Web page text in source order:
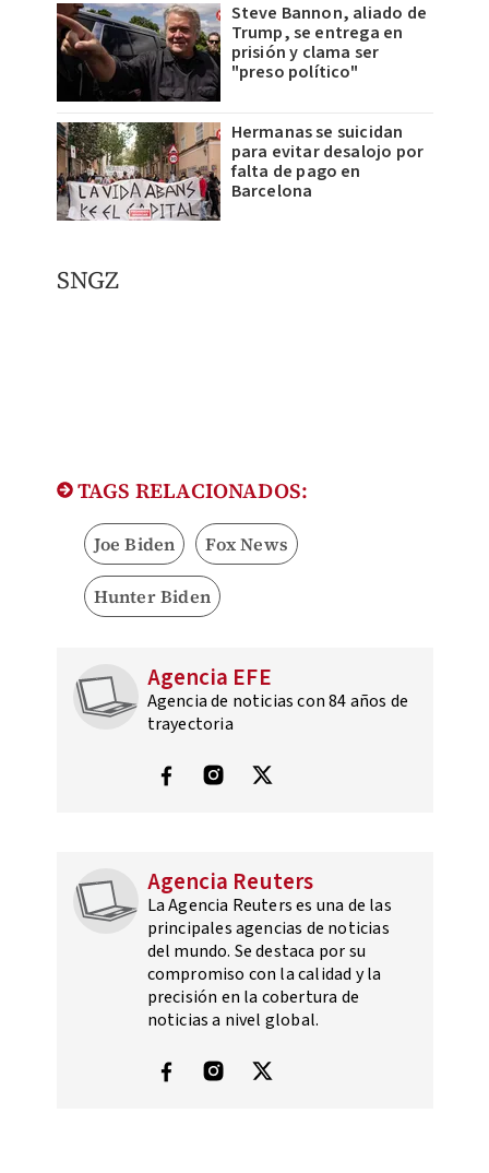
Steve Bannon, aliado de
Trump, se entrega en
prisión y clama ser
"preso político"
Hermanas se suicidan
para evitar desalojo por
falta de pago en
Barcelona
SNGZ
TAGS RELACIONADOS:
Joe Biden Fox News
Hunter Biden
Agencia EFE
Agencia de noticias con 84 años de
trayectoria
Agencia Reuters
La Agencia Reuters es una de las
principales agencias de noticias
del mundo. Se destaca por su
compromiso con la calidad y la
precisión en la cobertura de
noticias a nivel global.